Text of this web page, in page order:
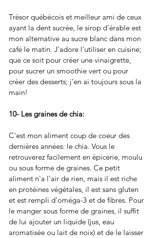
Trésor québécois et meilleur ami de ceux
ayant la dent sucrée, le sirop d'érable est
mon alternative au sucre blanc dans mon
café le matin. J'adore l'utiliser en cuisine;
que ce soit pour créer une vinaigrette,
pour sucrer un smoothie vert ou pour
créer des desserts; j'en ai toujours sous la
main!
10- Les graines de chia:
C'est mon aliment coup de coeur des
dernières années: le chia. Vous le
retrouverez facilement en épicerie, moulu
ou sous forme de graines. Ce petit
aliment n'a l'air de rien, mais il est riche
en protéines végétales, il est sans gluten
et est rempli d'oméga-3 et de fibres. Pour
le manger sous forme de graines, il suffit
de lui ajouter un liquide (jus, eau
aromatisée ou lait de noix) et de le laisser